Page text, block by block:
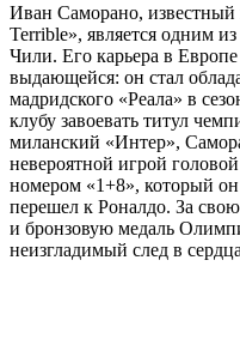
Иван Саморано, известный
Terrible», является одним
Чили. Его карьера в
выдающейся: он стал
мадридского «Реала» в
клубу завоевать титул
миланский «Интер»,
невероятной игрой
номером «1+8», который он
перешел к Роналдо. За
и бронзовую медаль
неизгладимый след в